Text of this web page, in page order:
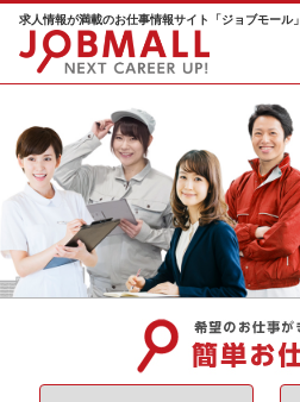
求人情報が満載のお仕事情報サイト「ジョブモール」